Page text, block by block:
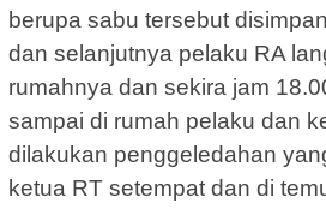
berupa sabu tersebut
dan selanjutnya pelaku RA
rumahnya dan sekira jam
sampai di rumah pelaku dan
dilakukan penggeledahan
ketua RT setempat dan di